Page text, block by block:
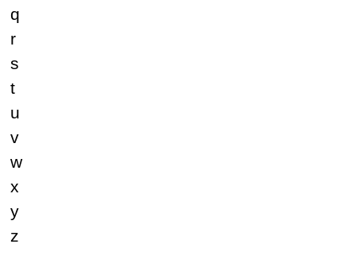
q
r
s
t
u
v
w
x
y
z